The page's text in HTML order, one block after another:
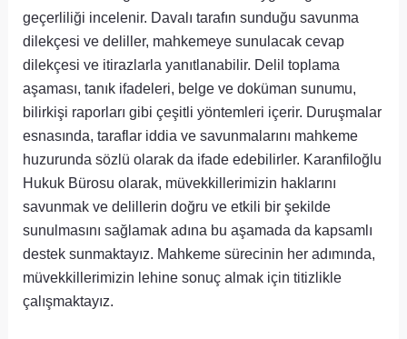
geçerliliği incelenir. Davalı tarafın sunduğu savunma
dilekçesi ve deliller, mahkemeye sunulacak cevap
dilekçesi ve itirazlarla yanıtlanabilir. Delil toplama
aşaması, tanık ifadeleri, belge ve doküman sunumu,
bilirkişi raporları gibi çeşitli yöntemleri içerir. Duruşmalar
esnasında, taraflar iddia ve savunmalarını mahkeme
huzurunda sözlü olarak da ifade edebilirler. Karanfiloğlu
Hukuk Bürosu olarak, müvekkillerimizin haklarını
savunmak ve delillerin doğru ve etkili bir şekilde
sunulmasını sağlamak adına bu aşamada da kapsamlı
destek sunmaktayız. Mahkeme sürecinin her adımında,
müvekkillerimizin lehine sonuç almak için titizlikle
çalışmaktayız.